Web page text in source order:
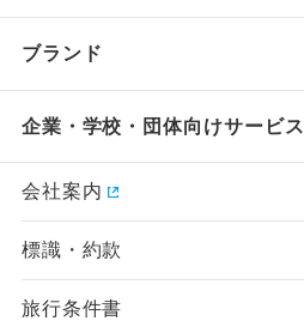
ブランド
企業・学校・団体向けサービス
会社案内
標識・約款
旅行条件書